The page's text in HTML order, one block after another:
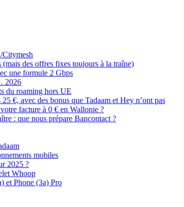
Citymesh
des offres fixes toujours à la traîne)
une formule 2 Gbps
2026
du roaming hors UE
€, avec des bonus que Tadaam et Hey n’ont pas
facture à 0 € en Wallonie ?
: que nous prépare Bancontact ?
mobiles
2025 ?
Whoop
et Phone (3a) Pro